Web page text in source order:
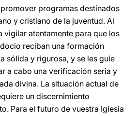
programas destinados
y cristiano de la juventud. Al
vigilar atentamente para que los
reciban una formación
sólida y rigurosa, y se les guíe
a cabo una verificación seria y
divina. La situación actual de
un discernimiento
Para el futuro de vuestra Iglesia